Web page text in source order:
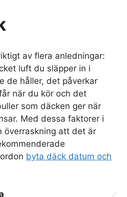
av flera anledningar:
luft du släpper in i
de håller, det påverkar
när du kör och det
som däcken ger när
Med dessa faktorer i
överraskning att det är
byta däck datum och